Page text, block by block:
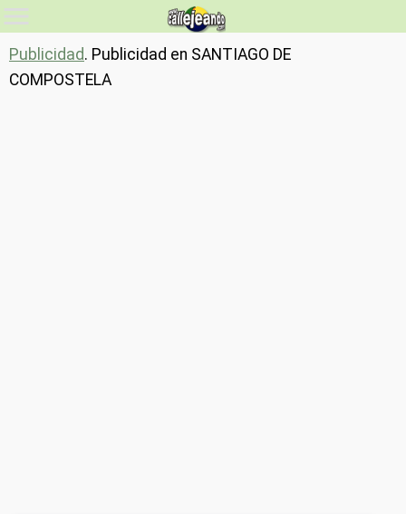
Publicidad. Publicidad en SANTIAGO DE
COMPOSTELA